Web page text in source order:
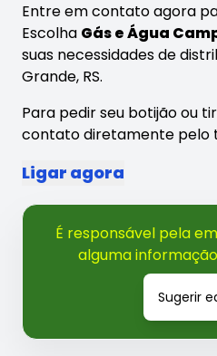
Entre em contato agora
Escolha Gás e Água
suas necessidades de
Grande, RS.
Para pedir seu botijão ou
contato diretamente pelo
Ligar agora
É responsável pela
alguma
Sugerir